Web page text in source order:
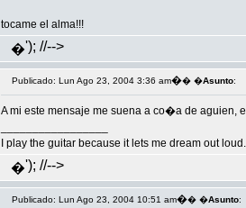
tocame el alma!!!
�'); //-->
Publicado: Lun Ago 23, 2004 3:36 am�� �Asunto:
A mi este mensaje me suena a co�a de aguien,
I play the guitar because it lets me dream out loud.
�'); //-->
Publicado: Lun Ago 23, 2004 10:51 am�� �Asunto: